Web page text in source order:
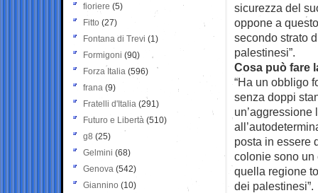
sicurezza del
oppone a
secondo strato
palestinesi”.
Cosa può fare
“Ha un obbligo
senza doppi
un’aggressione
posta in essere
colonie sono un
quella regione
dei palestinesi”.
fioriere (5)
Fitto (27)
Fontana di Trevi (1)
Formigoni (90)
Forza Italia (596)
frana (9)
Fratelli d'Italia (291)
Futuro e Libertà (510)
g8 (25)
Gelmini (68)
Genova (542)
Giannino (10)